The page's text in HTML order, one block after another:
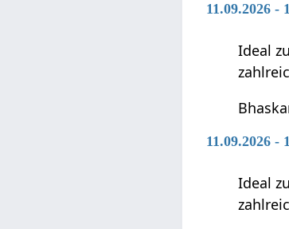
11.09.2026 -
Ideal
11.09.2026 -
Ideal